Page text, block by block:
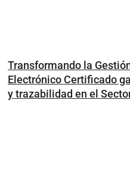
Transformando la
Electrónico Certificado
y trazabilidad en el